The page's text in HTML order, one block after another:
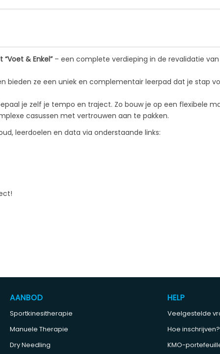
& Enkel”– een complete verdieping in de revalidatie
bieden ze een uniek en complementair leerpad dat je stap
je zelf je tempo en traject. Zo bouw je op een flexibele
casussen met vertrouwen aan te pakken.
leerdoelen en data via onderstaande links:
AANBOD
Sportkinesitherapie
Manuele Therapie
Dry Needling
HELP
Veelgestelde
Hoe inschrijven?
KMO-